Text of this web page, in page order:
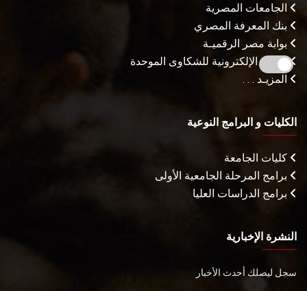
الجامعات المصرية
بنك المعرفة المصري
بوابة مصر الرقميـة
البوابة الإلكترونية للشكاوى الموحدة
المزيـد . . .
الكليات و البرامج النوعية
كليات الجامعة
برامج المرحلة الجامعية الأولى
برامج الدراسات العليا
النشرة الإخبارية
سجل ليصلك أحدث الأخبار